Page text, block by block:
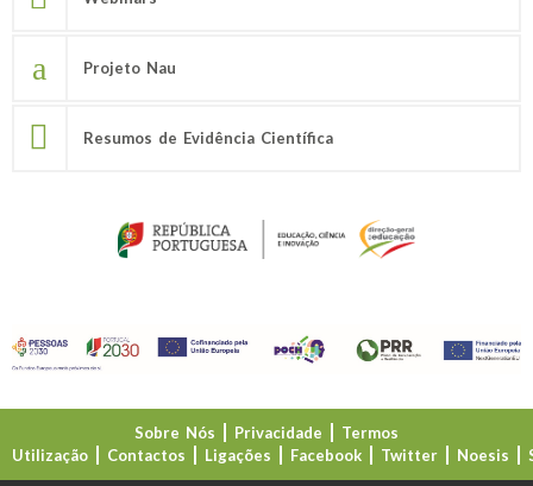
Projeto Nau
Resumos de Evidência Científica
Sobre Nós Privacidade
Termos
Utilização
Contactos Ligações Facebook Twitter Noesis